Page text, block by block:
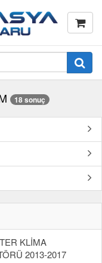
18 sonuç
KLİMA
2013-2017